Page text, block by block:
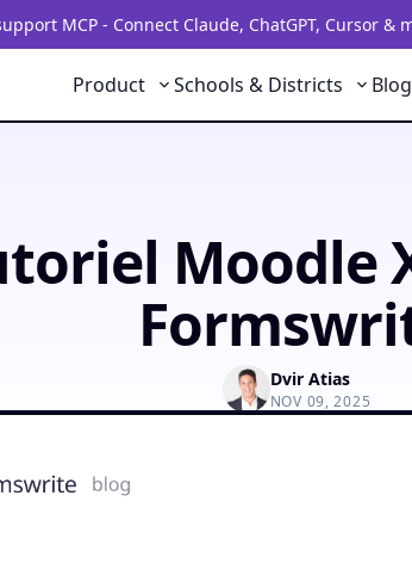
MCP - Connect Claude, ChatGPT, Cursor &
Product Schools & Districts Blog
Moodle
Dvir Atias
NOV 09, 2025